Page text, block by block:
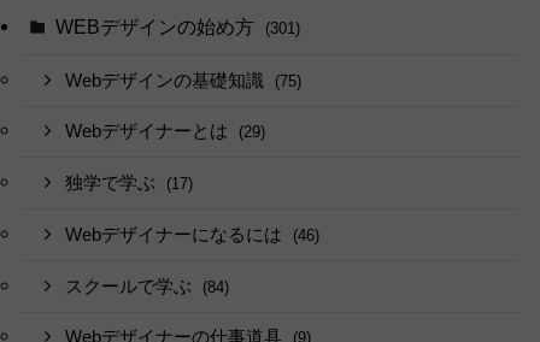
WEBデザインの始め方 (301)
Webデザインの基礎知識 (75)
Webデザイナーとは (29)
独学で学ぶ (17)
Webデザイナーになるには (46)
スクールで学ぶ (84)
Webデザイナーの仕事道具 (9)